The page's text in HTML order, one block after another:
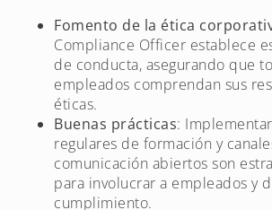
Fomento de la ética
Compliance Officer establece
de conducta, asegurando que
empleados comprendan sus
éticas.
Buenas prácticas:
regulares de formación y
comunicación abiertos son
para involucrar a empleados y
cumplimiento.